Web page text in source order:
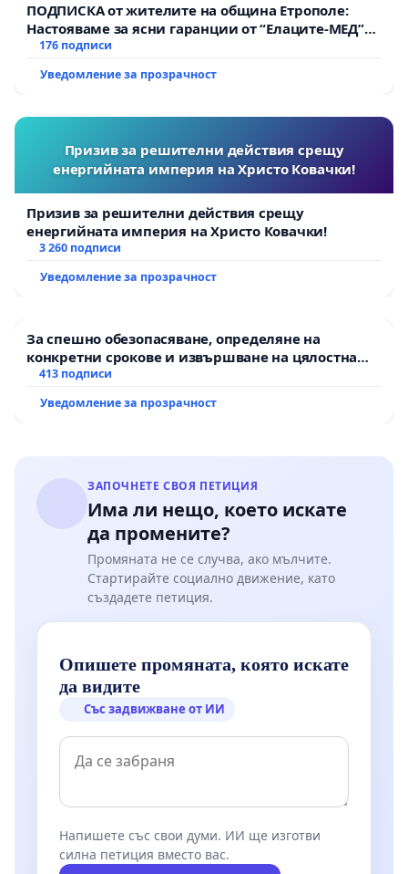
ПОДПИСКА от жителите на община Етрополе:
Настояваме за ясни гаранции от “Елаците-МЕД”
АД и от държавата, че ще се изпълнят всички
176 подписи
Уведомление за прозрачност
Призив за решителни действия срещу
енергийната империя на Христо Ковачки!
Призив за решителни действия срещу
енергийната империя на Христо Ковачки!
3 260 подписи
Уведомление за прозрачност
За спешно обезопасяване, определяне на
конкретни срокове и извършване на цялостна
рехабилитация на републиканския път между
Мирово - к.к. Момин проход
413 подписи
Уведомление за прозрачност
ЗАПОЧНЕТЕ СВОЯ ПЕТИЦИЯ
Има ли нещо, което искате
да промените?
Промяната не се случва, ако мълчите.
Стартирайте социално движение, като
създадете петиция.
Опишете промяната, която искате
да видите
Със задвижване от ИИ
Напишете със свои думи. ИИ ще изготви
силна петиция вместо вас.